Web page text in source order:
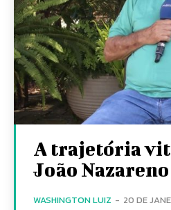
A trajetória
João Nazareno
WASHINGTON LUIZ - 20 DE